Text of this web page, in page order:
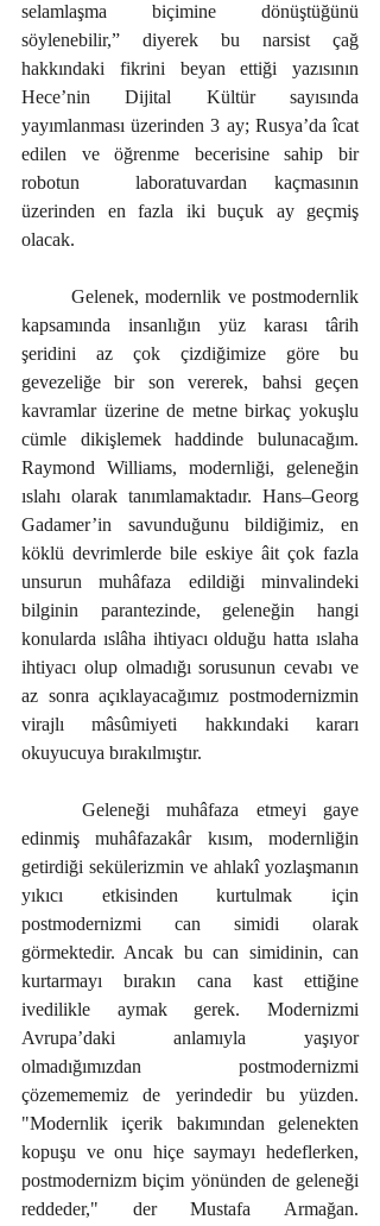
selamlaşma biçimine dönüştüğünü
söylenebilir,” diyerek bu narsist çağ
hakkındaki fikrini beyan ettiği yazısının
Hece’nin Dijital Kültür sayısında
yayımlanması üzerinden 3 ay; Rusya’da îcat
edilen ve öğrenme becerisine sahip bir
robotun  laboratuvardan kaçmasının
üzerinden en fazla iki buçuk ay geçmiş
olacak.
kapsamında insanlığın yüz karası târih
şeridini az çok çizdiğimize göre bu
gevezeliğe bir son vererek, bahsi geçen
kavramlar üzerine de metne birkaç yokuşlu
cümle dikişlemek haddinde bulunacağım.
Raymond Williams, modernliği, geleneğin
ıslahı olarak tanımlamaktadır. Hans–Georg
Gadamer’in savunduğunu bildiğimiz, en
köklü devrimlerde bile eskiye âit çok fazla
unsurun muhâfaza edildiği minvalindeki
bilginin parantezinde, geleneğin hangi
konularda ıslâha ihtiyacı olduğu hatta ıslaha
ihtiyacı olup olmadığı sorusunun cevabı ve
az sonra açıklayacağımız postmodernizmin
virajlı mâsûmiyeti hakkındaki kararı
okuyucuya bırakılmıştır.
edinmiş muhâfazakâr kısım, modernliğin
getirdiği sekülerizmin ve ahlakî yozlaşmanın
yıkıcı etkisinden kurtulmak için
postmodernizmi can simidi olarak
görmektedir. Ancak bu can simidinin, can
kurtarmayı bırakın cana kast ettiğine
ivedilikle aymak gerek. Modernizmi
Avrupa’daki anlamıyla yaşıyor
olmadığımızdan postmodernizmi
çözemememiz de yerindedir bu yüzden.
"Modernlik içerik bakımından gelenekten
kopuşu ve onu hiçe saymayı hedeflerken,
postmodernizm biçim yönünden de geleneği
reddeder," der Mustafa Armağan.